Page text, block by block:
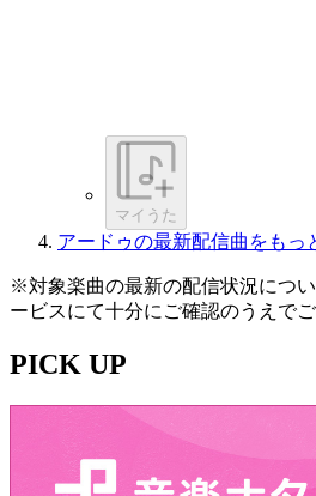
マイうた
アードゥの最新配信曲をもっ
※対象楽曲の最新の配信状況につ
ービスにて十分にご確認のうえでご
PICK UP